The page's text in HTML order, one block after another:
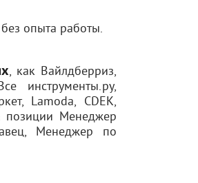
опыта работы.
, как Вайлдберриз,
инструменты.ру,
Lamoda, CDEK,
Менеджер
Менеджер по